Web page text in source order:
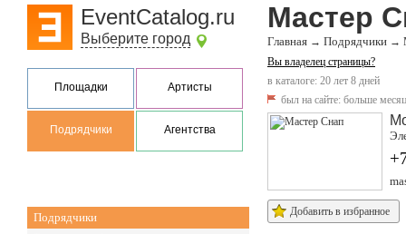
EventCatalog.ru
Выберите город
Площадки Артисты
Подрядчики Агентства
Подрядчики
Мастер
Главная → Подрядчики →
Вы владелец страницы?
в каталоге: 20 лет 8 дней
был на сайте: больше
Добавить в избранное